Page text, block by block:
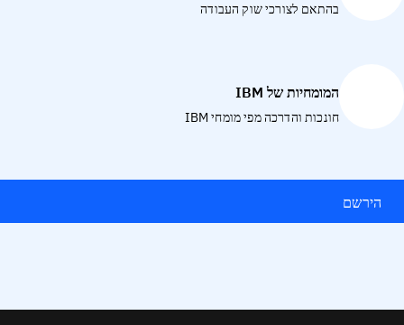
בהתאם לצורכי שוק העבודה
המומחיות של IBM
חונכות והדרכה מפי מומחי IBM
הירשם